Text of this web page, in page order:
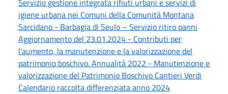
igiene urbana nei Comuni della Comunità Montana
Sarcidano - Barbagia di Seulo – Servizio ritiro panni
Aggiornamento del 23.01.2024 - Contributi per
l'aumento, la manutenzione e la valorizzazione del
patrimonio boschivo. Annualità 2022 - Manutenzione e
valorizzazione del Patrimonio Boschivo Cantieri Verdi
Calendario raccolta differenziata anno 2024